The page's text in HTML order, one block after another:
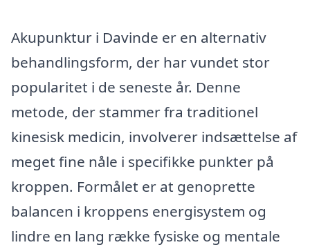
Akupunktur i Davinde er en alternativ
behandlingsform, der har vundet stor
popularitet i de seneste år. Denne
metode, der stammer fra traditionel
kinesisk medicin, involverer indsættelse af
meget fine nåle i specifikke punkter på
kroppen. Formålet er at genoprette
balancen i kroppens energisystem og
lindre en lang række fysiske og mentale